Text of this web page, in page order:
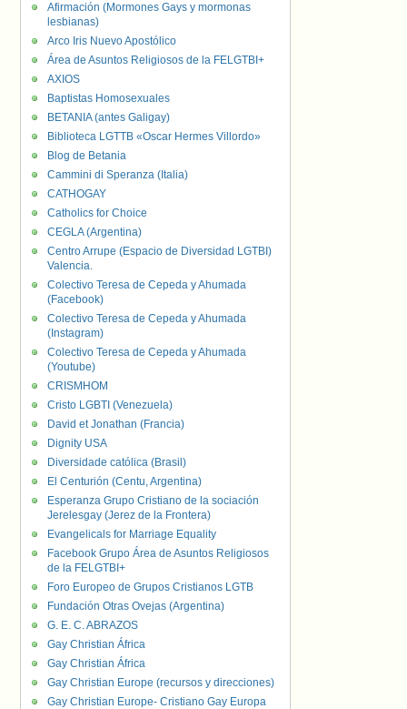
Afirmación (Mormones Gays y mormonas
lesbianas)
Arco Iris Nuevo Apostólico
Área de Asuntos Religiosos de la FELGTBI+
AXIOS
Baptistas Homosexuales
BETANIA (antes Galigay)
Biblioteca LGTTB «Oscar Hermes Villordo»
Blog de Betania
Cammini di Speranza (Italia)
CATHOGAY
Catholics for Choice
CEGLA (Argentina)
Centro Arrupe (Espacio de Diversidad LGTBI)
Valencia.
Colectivo Teresa de Cepeda y Ahumada
(Facebook)
Colectivo Teresa de Cepeda y Ahumada
(Instagram)
Colectivo Teresa de Cepeda y Ahumada
(Youtube)
CRISMHOM
Cristo LGBTI (Venezuela)
David et Jonathan (Francia)
Dignity USA
Diversidade católica (Brasil)
El Centurión (Centu, Argentina)
Esperanza Grupo Cristiano de la sociación
Jerelesgay (Jerez de la Frontera)
Evangelicals for Marriage Equality
Facebook Grupo Área de Asuntos Religiosos
de la FELGTBI+
Foro Europeo de Grupos Cristianos LGTB
Fundación Otras Ovejas (Argentina)
G. E. C. ABRAZOS
Gay Christian África
Gay Christian África
Gay Christian Europe (recursos y direcciones)
Gay Christian Europe- Cristiano Gay Europa